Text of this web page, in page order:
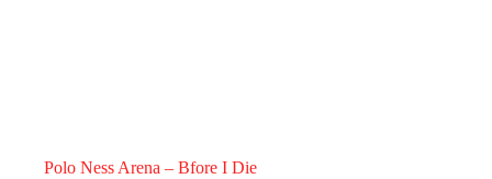
Polo Ness Arena – Bfore I Die